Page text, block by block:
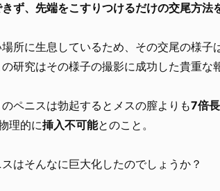
ず、先端をこすりつけるだけの交尾方法
所に生息しているため、その交尾の様子
研究はその様子の撮影に成功した貴重な
ペニスは勃起するとメスの膣よりも7倍長
理的に挿入不可能とのこと。
はそんなに巨大化したのでしょうか？